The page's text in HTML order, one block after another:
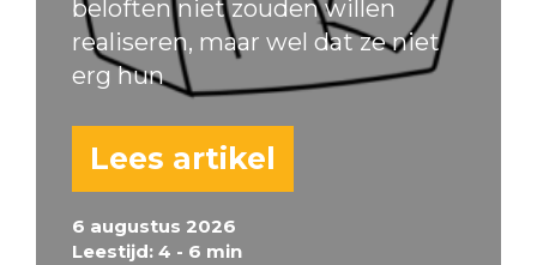
6 augustus 2026
Leestijd: 4 - 6 min
beloften niet zouden willen
realiseren, maar wel dat ze niet
erg hun
Lees artikel